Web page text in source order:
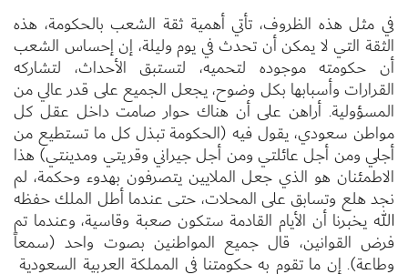
في مثل هذه الظروف، تأتي أهمية ثقة الشعب بالحكومة، هذه
الثقة التي لا يمكن أن تحدث في يوم وليلة، إن إحساس الشعب
أن حكومته موجوده لتحميه، لتستبق الأحداث، لتشاركه
القرارات وأسبابها بكل وضوح، يجعل الجميع على قدر عالي من
المسؤولية. أراهن على أن هناك حوار صامت داخل عقل كل
مواطن سعودي، يقول فيه (الحكومة تبذل كل ما تستطيع من
أجلي ومن أجل عائلتي ومن أجل جيراني وقريتي ومدينتي) هذا
الاطمئنان هو الذي جعل الملايين يتصرفون بهدوء وحكمة، لم
نجد هلع وتسابق على المحلات، حتى عندما أطل الملك حفظه
الله يخبرنا أن الأيام القادمة ستكون صعبة وقاسية، وعندما تم
فرض القوانين، قال جميع المواطنين بصوت واحد (سمعاً
وطاعة). إن ما تقوم به حكومتنا في المملكة العربية السعودية